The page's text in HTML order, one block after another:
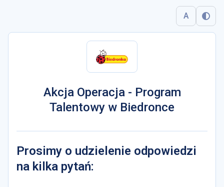
A
Akcja Operacja - Program
Talentowy w Biedronce
Prosimy o udzielenie odpowiedzi
na kilka pytań: